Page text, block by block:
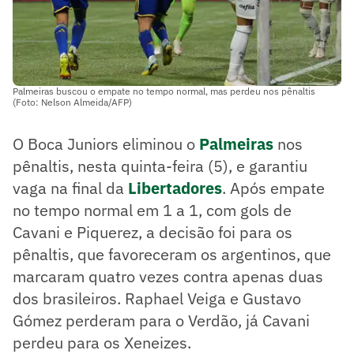
Palmeiras buscou o empate no tempo normal, mas perdeu nos pênaltis
(Foto: Nelson Almeida/AFP)
O Boca Juniors eliminou o Palmeiras nos
pênaltis, nesta quinta-feira (5), e garantiu
vaga na final da Libertadores. Após empate
no tempo normal em 1 a 1, com gols de
Cavani e Piquerez, a decisão foi para os
pênaltis, que favoreceram os argentinos, que
marcaram quatro vezes contra apenas duas
dos brasileiros. Raphael Veiga e Gustavo
Gómez perderam para o Verdão, já Cavani
perdeu para os Xeneizes.